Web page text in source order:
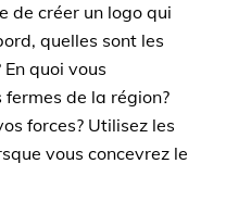
de créer un logo qui
quelles sont les
quoi vous
de la région?
forces? Utilisez les
vous concevrez le